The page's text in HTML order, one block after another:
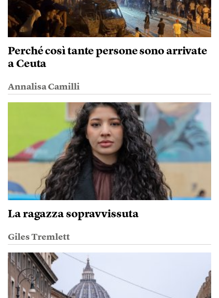
Perché così tante persone sono arrivate
a Ceuta
Annalisa Camilli
La ragazza sopravvissuta
Giles Tremlett